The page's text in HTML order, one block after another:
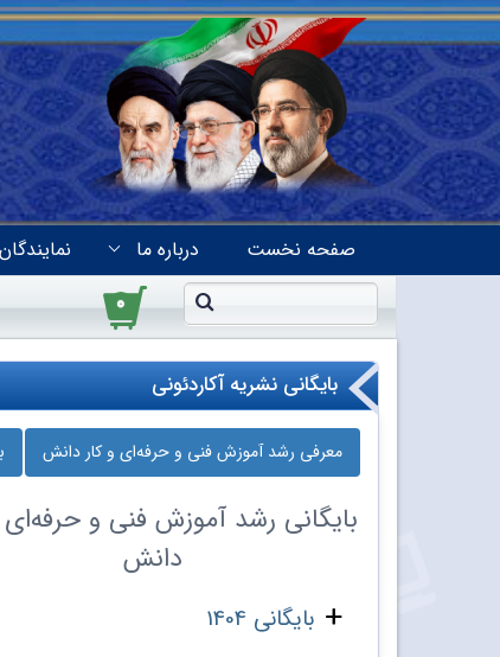
صفحه نخست درباره ما
۰
بایگانی نشریه آکاردئونی
معرفی رشد آموزش فنی و حرفه‌ای و کار دانش
بایگانی رشد آموزش فنی و حرفه‌ای
دانش
بایگانی 1404